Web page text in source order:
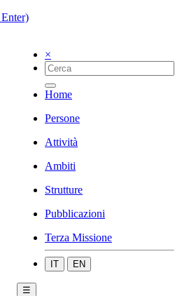
×
Home
Persone
Attività
Ambiti
Strutture
Pubblicazioni
Terza Missione
IT EN
☰